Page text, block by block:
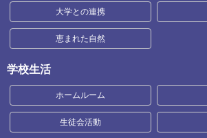
大学との連携
恵まれた自然
学校生活
ホームルーム
生徒会活動